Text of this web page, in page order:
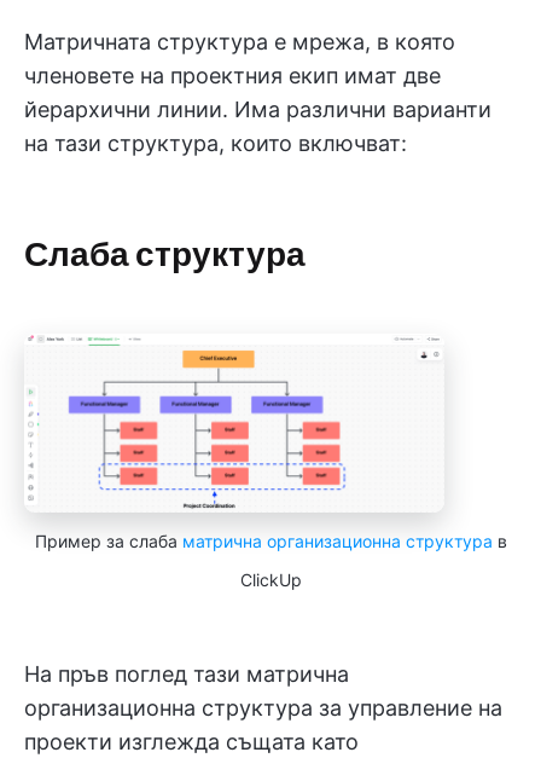
Матричната структура е мрежа, в която
членовете на проектния екип имат две
йерархични линии. Има различни варианти
на тази структура, които включват:
Слаба структура
Пример за слаба матрична организационна структура в
ClickUp
На пръв поглед тази матрична
организационна структура за управление на
проекти изглежда същата като